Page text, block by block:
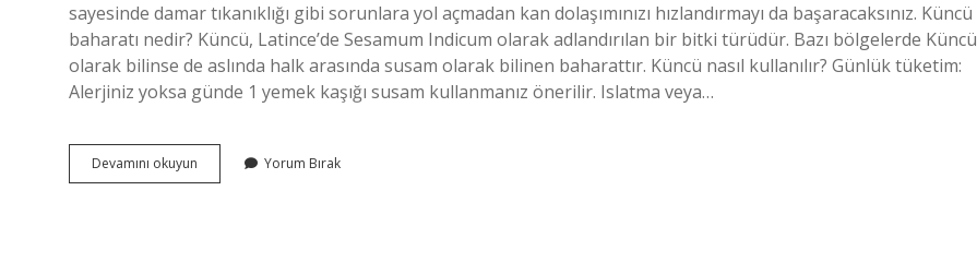
sayesinde damar tıkanıklığı gibi sorunlara yol açmadan kan dolaşımınızı hızlandırmayı da başaracaksınız. Küncü
baharatı nedir? Küncü, Latince’de Sesamum Indicum olarak adlandırılan bir bitki türüdür. Bazı bölgelerde Küncü
olarak bilinse de aslında halk arasında susam olarak bilinen baharattır. Küncü nasıl kullanılır? Günlük tüketim:
Alerjiniz yoksa günde 1 yemek kaşığı susam kullanmanız önerilir. Islatma veya…
Devamını okuyun
Bitkisi
Yorum Bırak